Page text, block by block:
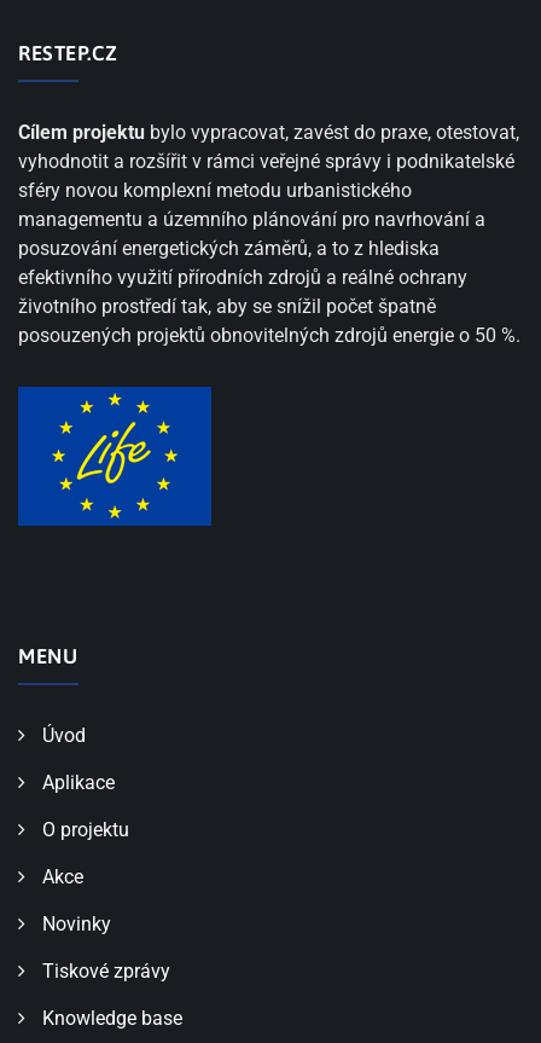
RESTEP.CZ
Cílem projektu bylo vypracovat, zavést do praxe, otestovat,
vyhodnotit a rozšířit v rámci veřejné správy i podnikatelské
sféry novou komplexní metodu urbanistického
managementu a územního plánování pro navrhování a
posuzování energetických záměrů, a to z hlediska
efektivního využití přírodních zdrojů a reálné ochrany
životního prostředí tak, aby se snížil počet špatně
posouzených projektů obnovitelných zdrojů energie o 50 %.
MENU
Úvod
Aplikace
O projektu
Akce
Novinky
Tiskové zprávy
Knowledge base